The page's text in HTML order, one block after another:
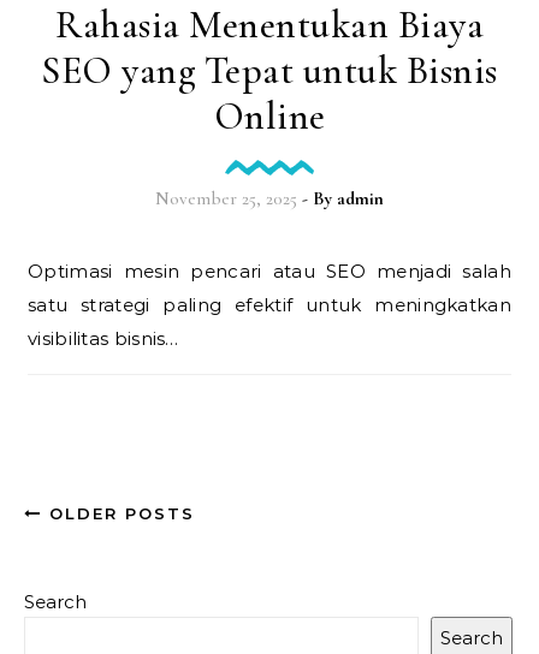
Rahasia Menentukan Biaya
SEO yang Tepat untuk Bisnis
Online
November 25, 2025 - By admin
Optimasi mesin pencari atau SEO menjadi salah
satu strategi paling efektif untuk meningkatkan
visibilitas bisnis…
OLDER POSTS
Search
Search